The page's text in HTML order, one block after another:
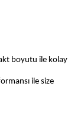
boyutu ile kolay
ile size